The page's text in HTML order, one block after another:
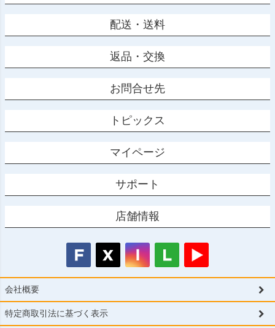
配送・送料
返品・交換
お問合せ先
トピックス
マイページ
サポート
店舗情報
会社概要
特定商取引法に基づく表示